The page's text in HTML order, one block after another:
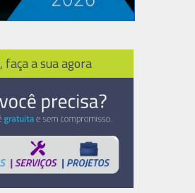
, faça a sua agora